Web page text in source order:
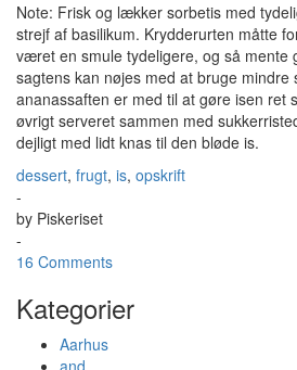
Note: Frisk og lækker sorbetis med
strejf af basilikum. Krydderurten måtte
været en smule tydeligere, og så mente
sagtens kan nøjes med at bruge mindre
ananassaften er med til at gøre isen ret
øvrigt serveret sammen med
dejligt med lidt knas til den bløde is.
dessert, frugt, is, opskrift
-
by Piskeriset
-
16 Comments
Kategorier
Aarhus
and